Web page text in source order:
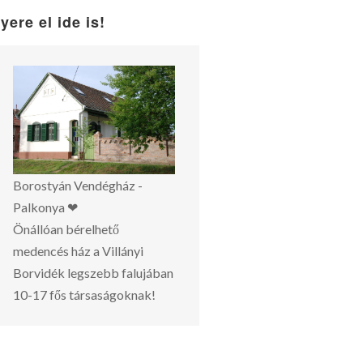
el ide is!
Borostyán Vendégház -
Palkonya ❤
Önállóan bérelhető
medencés ház a Villányi
Borvidék legszebb falujában
10-17 fős társaságoknak!